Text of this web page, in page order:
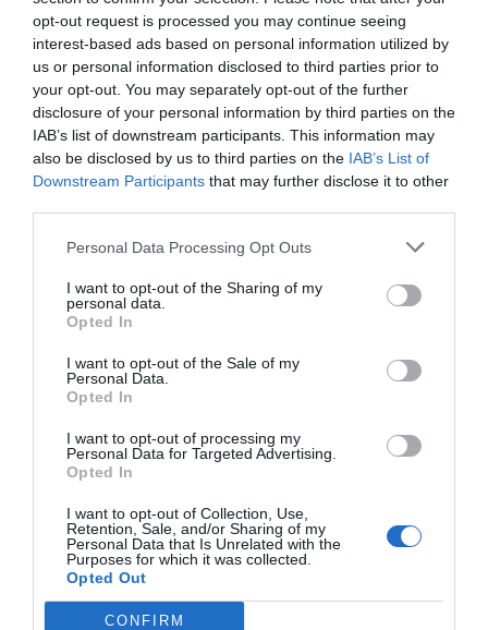
opt-out request is processed you may continue seeing
interest-based ads based on personal information utilized by
us or personal information disclosed to third parties prior to
your opt-out. You may separately opt-out of the further
disclosure of your personal information by third parties on the
IAB’s list of downstream participants. This information may
also be disclosed by us to third parties on the IAB’s List of
Downstream Participants that may further disclose it to other
Personal Data Processing Opt Outs
I want to opt-out of the Sharing of my
personal data.
Opted In
I want to opt-out of the Sale of my
Personal Data.
Opted In
I want to opt-out of processing my
Personal Data for Targeted Advertising.
Opted In
I want to opt-out of Collection, Use,
Retention, Sale, and/or Sharing of my
Personal Data that Is Unrelated with the
Purposes for which it was collected.
Opted Out
CONFIRM
amb préstec i cobertura via bitllet especial. “La
PTP és favorable a l’entrada d’FGC però amb
projectes sòlids (per exemple Lleida–Cervera–
Manresa–Terrassa), no amb un servei nociu per a
la xarxa”.
Google de forma gratuïta
ACTIVAR ARA
RELACIONADES